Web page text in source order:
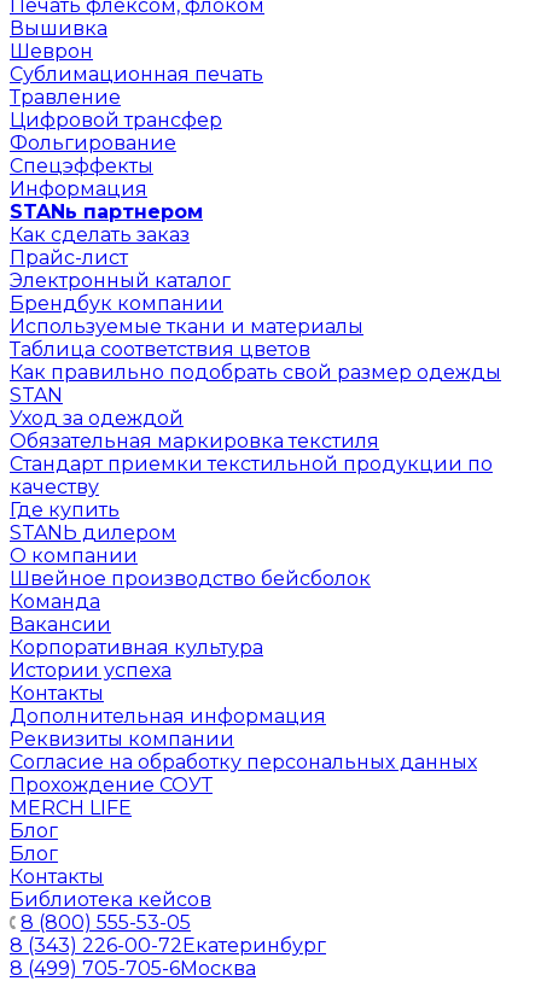
Печать флексом, флоком
Вышивка
Шеврон
Сублимационная печать
Травление
Цифровой трансфер
Фольгирование
Спецэффекты
Информация
STANь партнером
Как сделать заказ
Прайс-лист
Электронный каталог
Брендбук компании
Используемые ткани и материалы
Таблица соответствия цветов
Как правильно подобрать свой размер одежды
STAN
Уход за одеждой
Обязательная маркировка текстиля
Стандарт приемки текстильной продукции по
качеству
Где купить
STANЬ дилером
О компании
Швейное производство бейсболок
Команда
Вакансии
Корпоративная культура
Истории успеха
Контакты
Дополнительная информация
Реквизиты компании
Согласие на обработку персональных данных
Прохождение СОУТ
MERCH LIFE
Блог
Блог
Контакты
Библиотека кейсов
8 (800) 555-53-05
8 (343) 226-00-72Екатеринбург
8 (499) 705-705-6Москва